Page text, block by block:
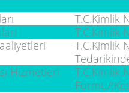
T.C.Kimlik
T.C.Kimlik
T.C.Kimlik
Hizmetleri
T.C.Kimlik
Formu/